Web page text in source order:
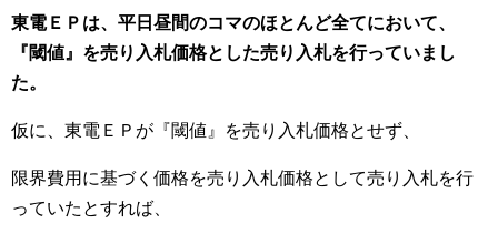
東電ＥＰは、平日昼間のコマのほとんど全てにおいて、
『閾値』を売り入札価格とした売り入札を行っていまし
た。
仮に、東電ＥＰが『閾値』を売り入札価格とせず、
限界費用に基づく価格を売り入札価格として売り入札を行
っていたとすれば、